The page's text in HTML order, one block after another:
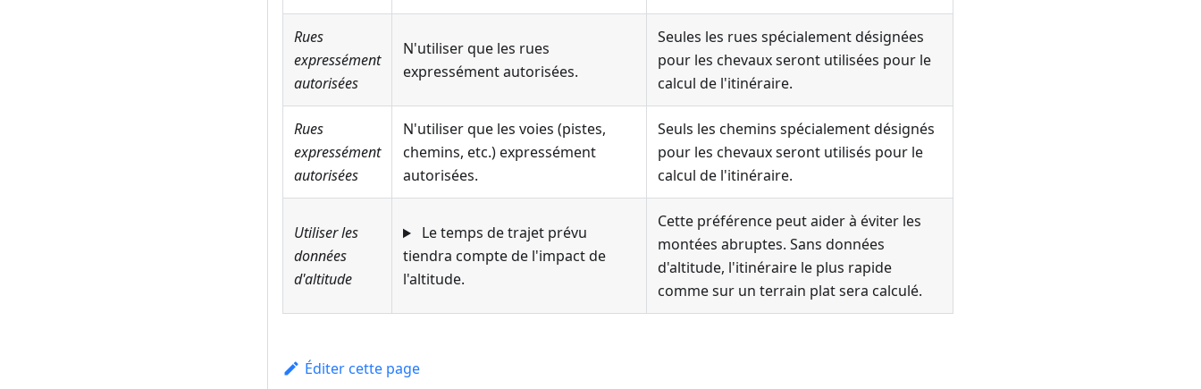
Rues
expressément
autorisées
N'utiliser que les rues
expressément autorisées.
Seules les rues spécialement désignées
pour les chevaux seront utilisées pour le
calcul de l'itinéraire.
Rues
expressément
autorisées
N'utiliser que les voies (pistes,
chemins, etc.) expressément
autorisées.
Seuls les chemins spécialement désignés
pour les chevaux seront utilisés pour le
calcul de l'itinéraire.
Utiliser les
données
d'altitude
Le temps de trajet prévu
tiendra compte de l'impact de
l'altitude.
Cette préférence peut aider à éviter les
montées abruptes. Sans données
d'altitude, l'itinéraire le plus rapide
comme sur un terrain plat sera calculé.
Éditer cette page